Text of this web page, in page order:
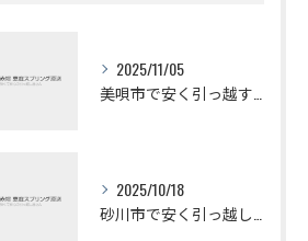
2025/11/05
2025/10/18